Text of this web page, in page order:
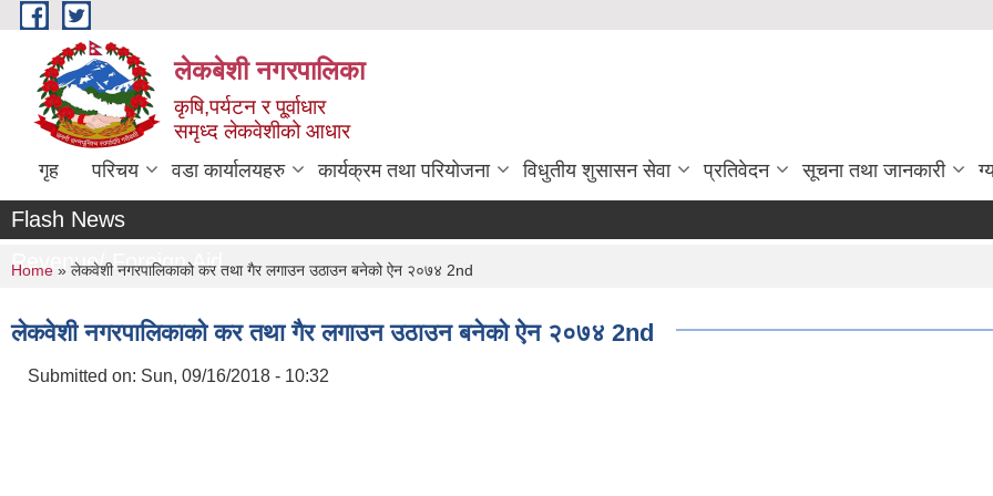
Skip to main content
लेकबेशी नगरपालिका
कृषि,पर्यटन र पू्र्वाधार
समृध्द लेकवेशीको आधार
गृह परिचय वडा कार्यालयहरु कार्यक्रम तथा परियोजना विधुतीय शुसासन सेवा प्रतिवेदन सूचना तथा जानकारी
Flash News
Revenue/ Foreign Aid
You are here
Home » लेकवेशी नगरपालिकाको कर तथा गैर लगाउन उठाउन बनेको ऐन २०७४ 2nd
लेकवेशी नगरपालिकाको कर तथा गैर लगाउन उठाउन बनेको ऐन २०७४ 2nd
Submitted on: Sun, 09/16/2018 - 10:32